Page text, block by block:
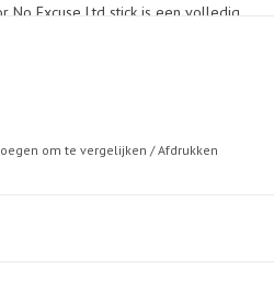
No Excuse Ltd stick is een volledig
gevoel.
om te vergelijken /Afdrukken